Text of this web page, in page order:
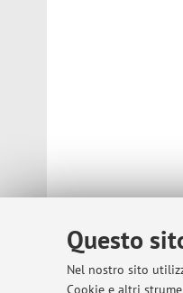
Questo
Nel nostro sito
Cookie e altri